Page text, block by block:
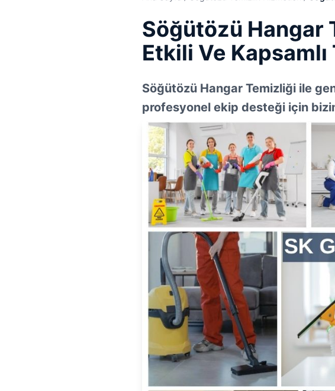
Söğütözü Hangar
Etkili Ve
Söğütözü Hangar Temizliği ile
profesyonel ekip desteği için